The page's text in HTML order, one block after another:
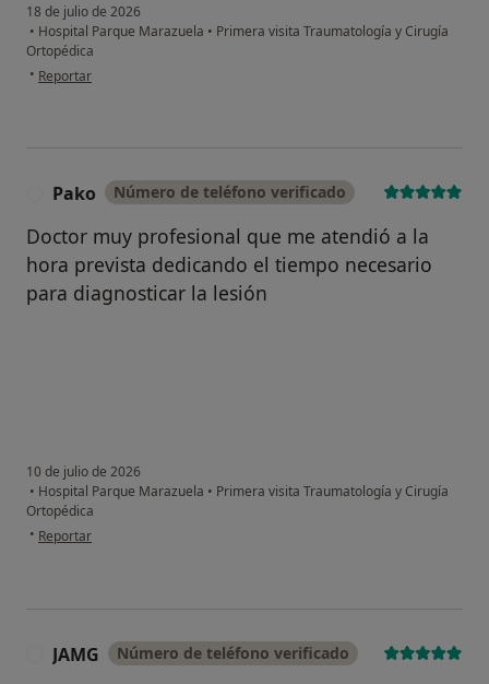
18 de julio de 2026
• Hospital Parque Marazuela • Primera visita Traumatología y Cirugía
Ortopédica
• en opinión del usuario David T
Reportar
Pako Número de teléfono verificado
Doctor muy profesional que me atendió a la
hora prevista dedicando el tiempo necesario
para diagnosticar la lesión
10 de julio de 2026
• Hospital Parque Marazuela • Primera visita Traumatología y Cirugía
Ortopédica
• en opinión del usuario Pako
Reportar
JAMG Número de teléfono verificado